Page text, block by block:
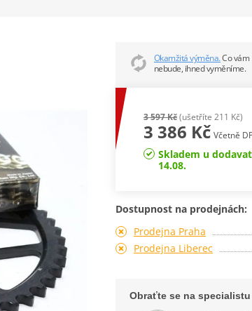
Okamžitá výměna.Co vám
nebude, ihned vyměníme.
3 597 Kč(ušetříte 211 Kč)
3 386 Kč Včetně
Skladem u
14.08.
Dostupnost na prodejnách:
Prodejna Praha
Prodejna Liberec
Obraťte se na specialistu